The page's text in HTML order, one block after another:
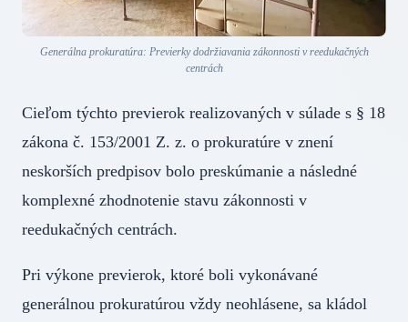
Generálna prokuratúra: Previerky dodržiavania zákonnosti v reedukačných
centrách
Cieľom týchto previerok realizovaných v súlade s § 18
zákona č. 153/2001 Z. z. o prokuratúre v znení
neskorších predpisov bolo preskúmanie a následné
komplexné zhodnotenie stavu zákonnosti v
reedukačných centrách.
Pri výkone previerok, ktoré boli vykonávané
generálnou prokuratúrou vždy neohlásene, sa kládol